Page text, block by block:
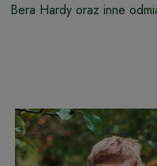
Bera Hardy oraz inne